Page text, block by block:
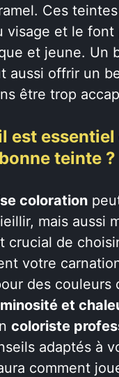
Ces
visage et le font
et jeune. Un
aussi offrir un
être trop
est essentiel
teinte ?
coloration
mais aussi
crucial de
votre
des couleurs
et
coloriste
adaptés à
comment